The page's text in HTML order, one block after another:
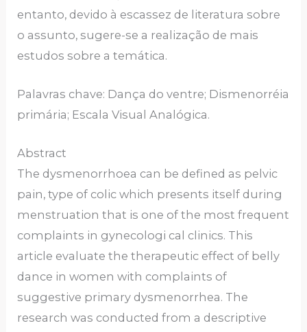
entanto, devido à escassez de literatura sobre
o assunto, sugere-se a realização de mais
estudos sobre a temática.
Palavras chave: Dança do ventre; Dismenorréia
primária; Escala Visual Analógica.
Abstract
The dysmenorrhoea can be defined as pelvic
pain, type of colic which presents itself during
menstruation that is one of the most frequent
complaints in gynecologi cal clinics. This
article evaluate the therapeutic effect of belly
dance in women with complaints of
suggestive primary dysmenorrhea. The
research was conducted from a descriptive